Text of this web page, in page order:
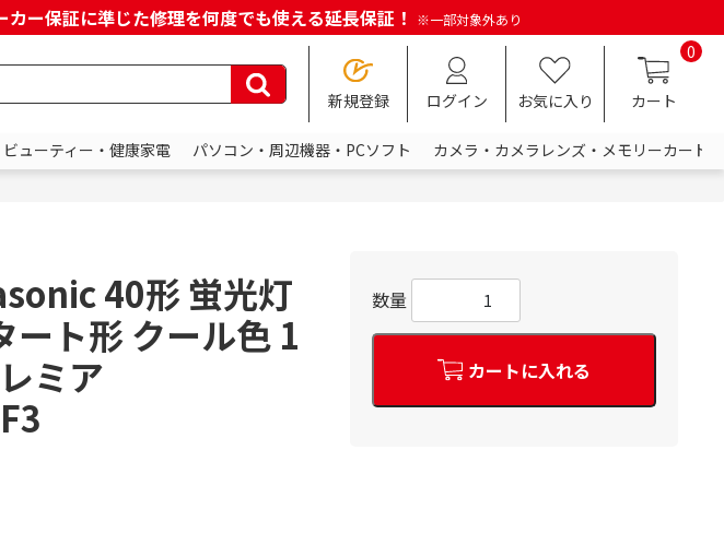
ー保証に準じた修理を何度でも使える延長保証！ ※一部対象外あり
新規登録 ログイン お気に入り
0
カート
ビューティー・健康家電 パソコン・周辺機器・PCソフト
カメラ・カメラレンズ・メモリーカード
40形 蛍光灯
ート形 クール色 1
ミア
数量
カートに入れる